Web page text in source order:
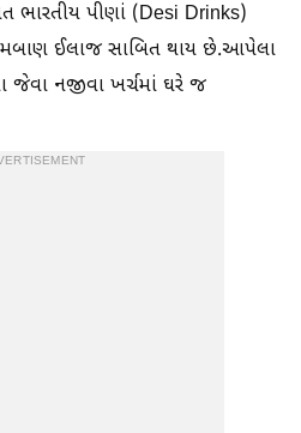
ભારતીય પીણાં (Desi Drinks)
ઈલાજ સાબિત થાય છે.આપેલા
જેવા નજીવા ખર્ચમાં ઘરે જ